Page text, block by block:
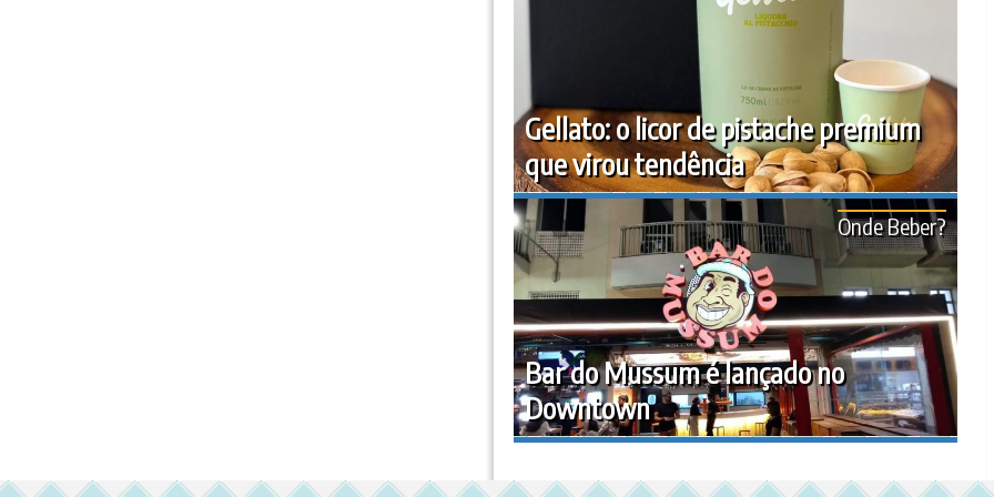
Gellato: o licor de pistache premium
que virou tendência
Bar do Mussum é lançado no
Downtown
Onde Beber?